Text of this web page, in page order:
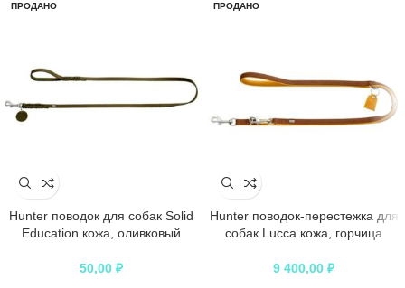
ПРОДАНО
Hunter поводок для собак Solid
Education кожа, оливковый
50,00 ₽
ПРОДАНО
Hunter поводок-перестежка для
собак Lucca кожа, горчица
9 400,00 ₽